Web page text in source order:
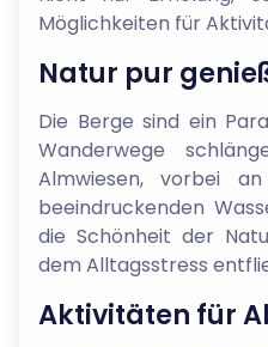
Möglichkeiten für
Natur pur
Die Berge sind ein
Wanderwege
Almwiesen, vorbei
beeindruckenden
die Schönheit der
dem Alltagsstress
Aktivitäten für